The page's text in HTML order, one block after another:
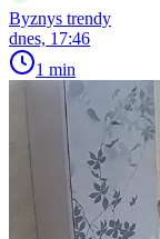
Byznys trendy
dnes, 17:46
1 min